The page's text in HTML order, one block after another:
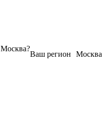
Москва
Ваш регион
Москва?